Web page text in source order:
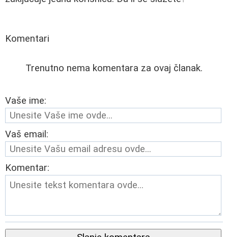
Komentari
Trenutno nema komentara za ovaj članak.
Vaše ime:
Vaš email:
Komentar: